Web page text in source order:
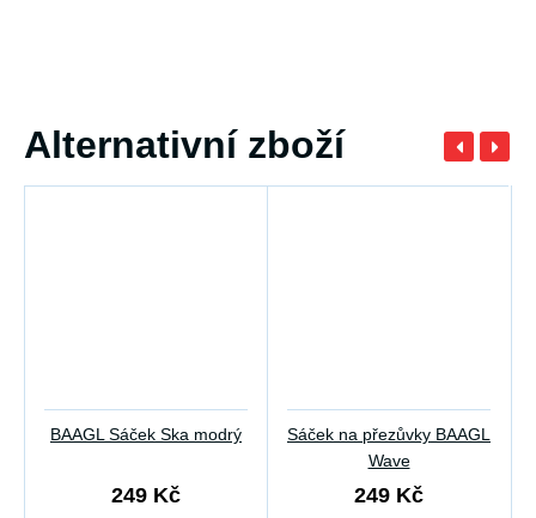
Alternativní zboží
BAAGL Sáček Ska modrý
249 Kč
Sáček na přezůvky BAAGL
Wave
249 Kč